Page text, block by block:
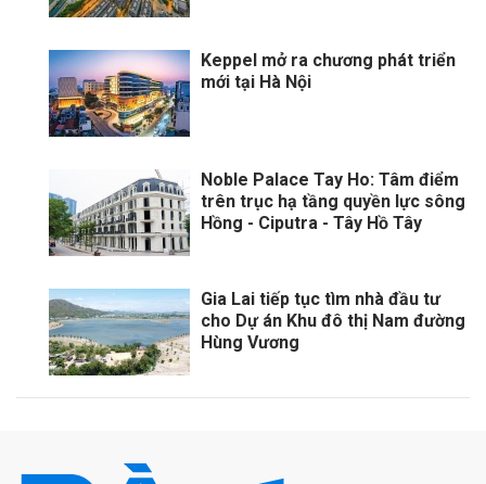
Keppel mở ra chương phát triển
mới tại Hà Nội
Noble Palace Tay Ho: Tâm điểm
trên trục hạ tầng quyền lực sông
Hồng - Ciputra - Tây Hồ Tây
Gia Lai tiếp tục tìm nhà đầu tư
cho Dự án Khu đô thị Nam đường
Hùng Vương